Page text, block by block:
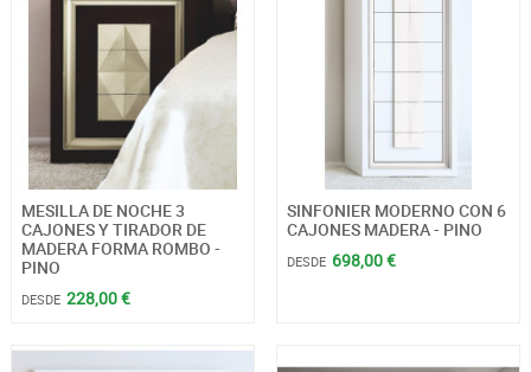
MESILLA DE NOCHE 3
CAJONES Y TIRADOR DE
MADERA FORMA ROMBO -
PINO
DESDE 228,00 €
SINFONIER MODERNO CON 6
CAJONES MADERA - PINO
DESDE 698,00 €